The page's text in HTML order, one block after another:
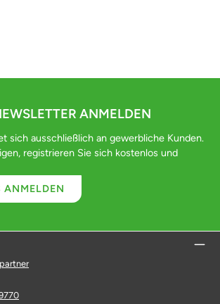
ANMELDEN
sich ausschließlich an gewerbliche Kunden.
registrieren Sie sich kostenlos und
ANMELDEN